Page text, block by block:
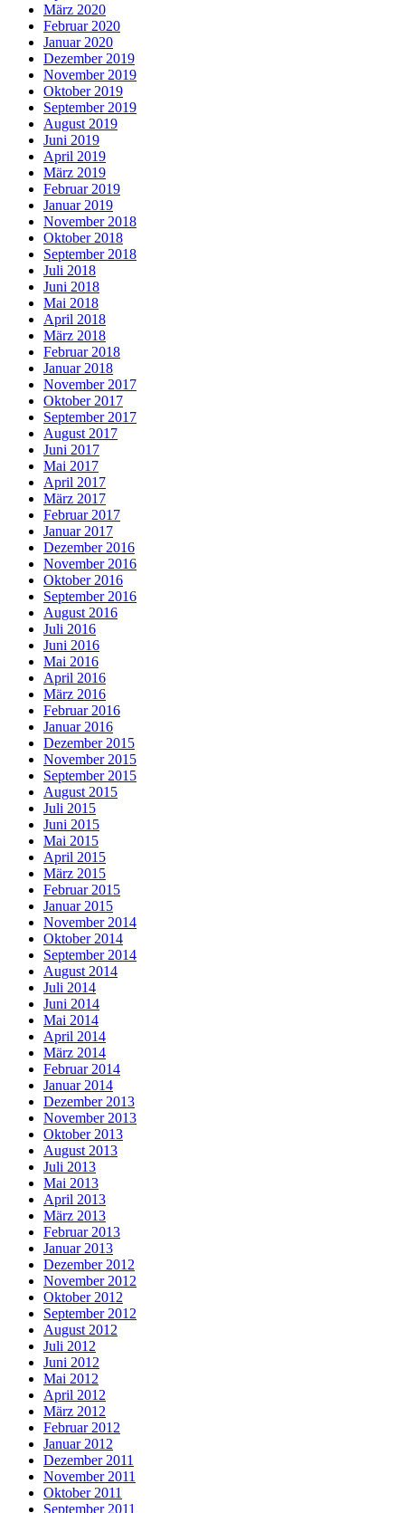
März 2020
Februar 2020
Januar 2020
Dezember 2019
November 2019
Oktober 2019
September 2019
August 2019
Juni 2019
April 2019
März 2019
Februar 2019
Januar 2019
November 2018
Oktober 2018
September 2018
Juli 2018
Juni 2018
Mai 2018
April 2018
März 2018
Februar 2018
Januar 2018
November 2017
Oktober 2017
September 2017
August 2017
Juni 2017
Mai 2017
April 2017
März 2017
Februar 2017
Januar 2017
Dezember 2016
November 2016
Oktober 2016
September 2016
August 2016
Juli 2016
Juni 2016
Mai 2016
April 2016
März 2016
Februar 2016
Januar 2016
Dezember 2015
November 2015
September 2015
August 2015
Juli 2015
Juni 2015
Mai 2015
April 2015
März 2015
Februar 2015
Januar 2015
November 2014
Oktober 2014
September 2014
August 2014
Juli 2014
Juni 2014
Mai 2014
April 2014
März 2014
Februar 2014
Januar 2014
Dezember 2013
November 2013
Oktober 2013
August 2013
Juli 2013
Mai 2013
April 2013
März 2013
Februar 2013
Januar 2013
Dezember 2012
November 2012
Oktober 2012
September 2012
August 2012
Juli 2012
Juni 2012
Mai 2012
April 2012
März 2012
Februar 2012
Januar 2012
Dezember 2011
November 2011
Oktober 2011
September 2011